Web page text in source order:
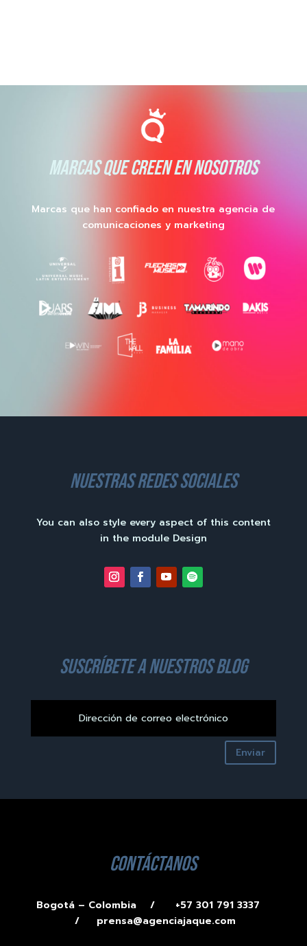
MARCAS QUE CREEN EN NOSOTROS
Marcas que han confiado en nuestra agencia de
comunicaciones y marketing
nuestras redes sociales
You can also style every aspect of this content
in the module Design
suscríbete a nuestros blog
Enviar
contáctanos
Bogotá – Colombia /
+57 301 791 3337
/ prensa@agenciajaque.com